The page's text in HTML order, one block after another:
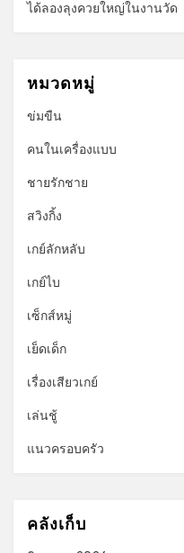
ได้ลองลุงควยใหญ่ในงานวัด
หมวดหมู่
ข่มขืน
คนในเครื่องแบบ
ชายรักชาย
สวิงกิ้ง
เกย์ลักหลับ
เกย์ไบ
เซ็กส์หมู่
เย็ดเด็ก
เรื่องเสียวเกย์
เล่นชู้
แนวครอบครัว
คลังเก็บ